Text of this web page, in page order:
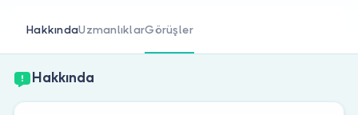
HakkındaUzmanlıklarGörüşler
Hakkında